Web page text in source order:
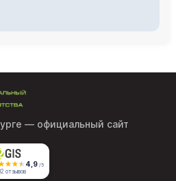
— официальный сайт
4,9 /5
отзывов